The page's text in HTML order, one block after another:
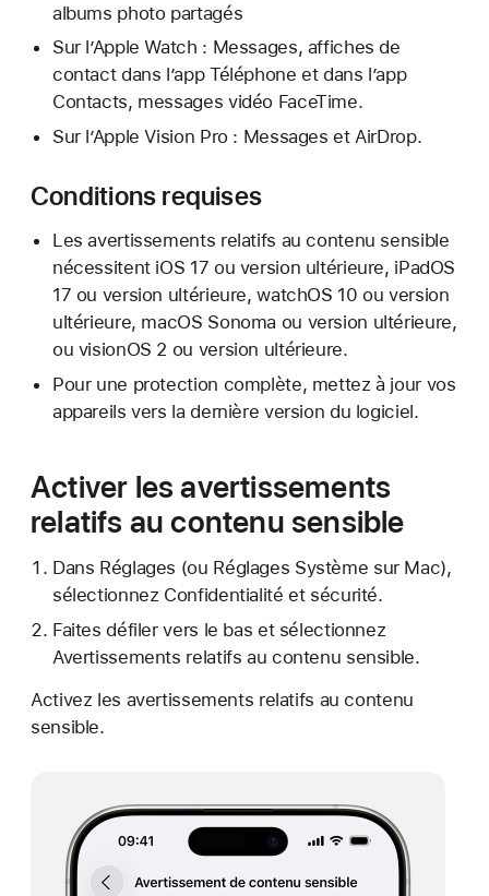
albums photo partagés
Sur l’Apple Watch : Messages, affiches de
contact dans l’app Téléphone et dans l’app
Contacts, messages vidéo FaceTime.
Sur l’Apple Vision Pro : Messages et AirDrop.
Conditions requises
Les avertissements relatifs au contenu sensible
nécessitent iOS 17 ou version ultérieure, iPadOS
17 ou version ultérieure, watchOS 10 ou version
ultérieure, macOS Sonoma ou version ultérieure,
ou visionOS 2 ou version ultérieure.
Pour une protection complète, mettez à jour vos
appareils vers la dernière version du logiciel.
Activer les avertissements
relatifs au contenu sensible
Dans Réglages (ou Réglages Système sur Mac),
sélectionnez Confidentialité et sécurité.
Faites défiler vers le bas et sélectionnez
Avertissements relatifs au contenu sensible.
Activez les avertissements relatifs au contenu
sensible.